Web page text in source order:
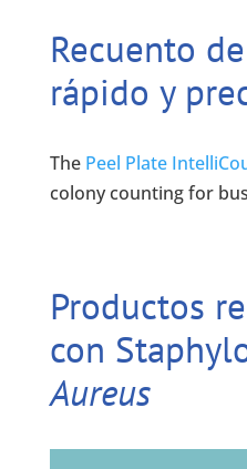
Recuento
rápido y
The Peel Plate
colony counting for
Productos
con
Aureus